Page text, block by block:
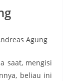
saat, mengisi
beliau ini